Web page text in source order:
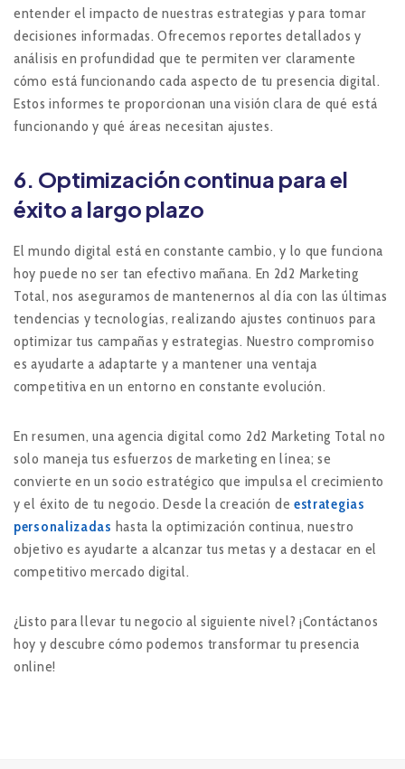
entender el impacto de nuestras estrategias y para tomar
decisiones informadas. Ofrecemos reportes detallados y
análisis en profundidad que te permiten ver claramente
cómo está funcionando cada aspecto de tu presencia digital.
Estos informes te proporcionan una visión clara de qué está
funcionando y qué áreas necesitan ajustes.
6. Optimización continua para el
éxito a largo plazo
El mundo digital está en constante cambio, y lo que funciona
hoy puede no ser tan efectivo mañana. En 2d2 Marketing
Total, nos aseguramos de mantenernos al día con las últimas
tendencias y tecnologías, realizando ajustes continuos para
optimizar tus campañas y estrategias. Nuestro compromiso
es ayudarte a adaptarte y a mantener una ventaja
competitiva en un entorno en constante evolución.
En resumen, una agencia digital como 2d2 Marketing Total no
solo maneja tus esfuerzos de marketing en línea; se
convierte en un socio estratégico que impulsa el crecimiento
y el éxito de tu negocio. Desde la creación de estrategias
personalizadas hasta la optimización continua, nuestro
objetivo es ayudarte a alcanzar tus metas y a destacar en el
competitivo mercado digital.
¿Listo para llevar tu negocio al siguiente nivel? ¡Contáctanos
hoy y descubre cómo podemos transformar tu presencia
online!